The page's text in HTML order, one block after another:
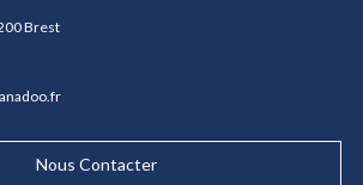
Brest
Nous Contacter